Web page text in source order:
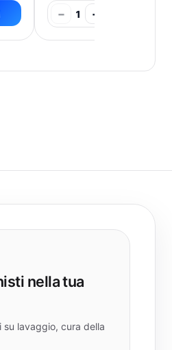
− 1 +
nella tua
lavaggio, cura della